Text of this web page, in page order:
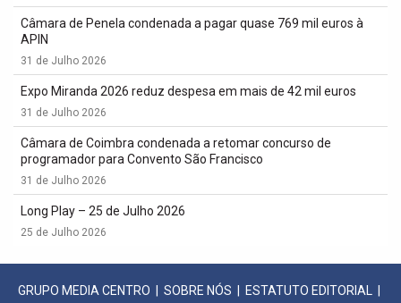
Câmara de Penela condenada a pagar quase 769 mil euros à
APIN
31 de Julho 2026
Expo Miranda 2026 reduz despesa em mais de 42 mil euros
31 de Julho 2026
Câmara de Coimbra condenada a retomar concurso de
programador para Convento São Francisco
31 de Julho 2026
Long Play – 25 de Julho 2026
25 de Julho 2026
GRUPO MEDIA CENTRO SOBRE NÓS ESTATUTO EDITORIAL